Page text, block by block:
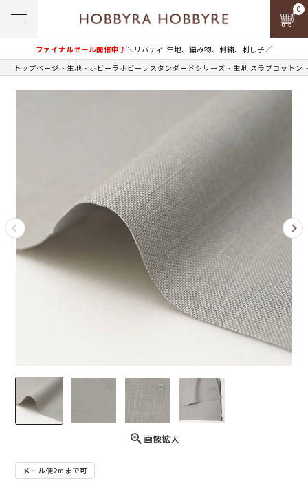
ファイナルセール開催中♪＼リバティ 生地、編み物、刺繍、刺し子／
0
トップページ 生地 ホビーラホビーレスタンダードシリーズ 生地 スラブコットン
画像拡大
メール便2mまで可